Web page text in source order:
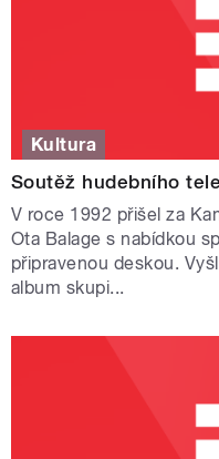
Kultura
Soutěž hudebního
V roce 1992 přišel za
Ota Balage s nabídkou
připravenou deskou.
album skupi...